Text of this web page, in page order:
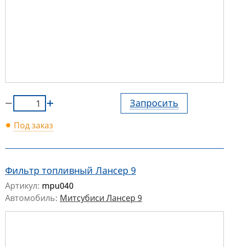
Запросить
Под заказ
Фильтр топливный Лансер 9
Артикул: mpu040
Автомобиль: Митсубиси Лансер 9